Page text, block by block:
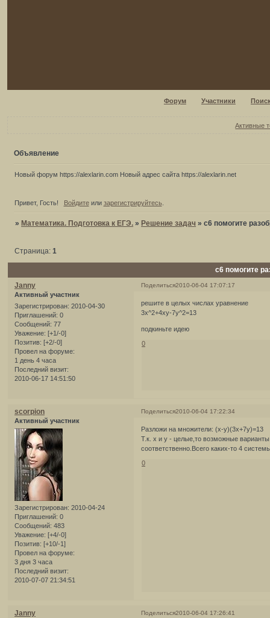
Форум Участники
Активные
Объявление
Новый форум https://alexlarin.com Новый адрес сайта https://alexlarin.net
Привет, Гость! Войдитеили зарегистрируйтесь.
»Математика. Подготовка к ЕГЭ. »Решение задач »с6 помогите
с6 помогите
Страница: 1
Поделиться2010-06-04 17:07:17
Janny
Активный участник
Зарегистрирован: 2010-04-30
Приглашений: 0
Сообщений: 77
Уважение: [+1/-0]
Позитив: [+2/-0]
Провел на форуме:
1 день 4 часа
Последний визит:
2010-06-17 14:51:50
решите в целых числах уравнение
3x^2+4xy-7y^2=13
подкиньте идею
0
Поделиться2010-06-04 17:22:34
scorpion
Активный участник
Зарегистрирован: 2010-04-24
Приглашений: 0
Сообщений: 483
Уважение: [+4/-0]
Позитив: [+10/-1]
Провел на форуме:
3 дня 3 часа
Последний визит:
2010-07-07 21:34:51
Разложи на множители: (х-у)(3х+7у)=13
Т.к. х и у - целые,то возможные
соответственно.Всего каких-то 4
0
Поделиться2010-06-04 17:26:41
Janny